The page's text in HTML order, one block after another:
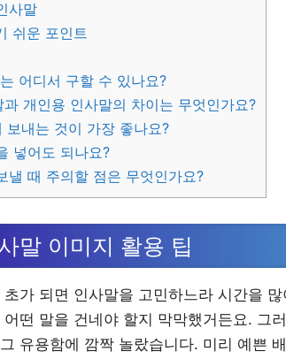
사말
쉬운 포인트
어디서 구할 수 있나요?
개인용 인사말의 차이는 무엇인가요?
보내는 것이 가장 좋나요?
넣어도 되나요?
낼 때 주의할 점은 무엇인가요?
말 이미지 활용 팁
가 되면 인사말을 고민하느라 시간을
떤 말을 건네야 할지 막막했거든요. 그
유용함에 깜짝 놀랐습니다. 미리 예쁜